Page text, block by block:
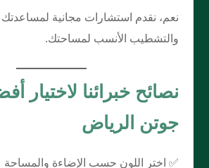
نعم، نقدم استشارات مجانية لمساعدتك
والتشطيب الأنسب لمساحتك.
نصائح خبرائنا لاختيار
جوتن الرياض
✅ اختر اللون حسب الإضاءة والمساحة